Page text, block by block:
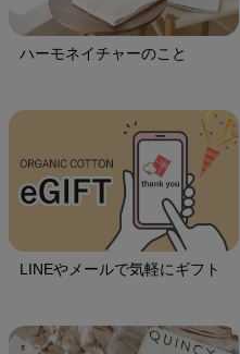
ハーモネイチャーのこと
LINEやメールで気軽にギフト